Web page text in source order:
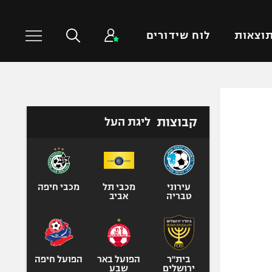
תוצאות לוח שידורים
טניס
כדורעף
ספורט אולימפי
קבוצות ליגת העל
עירוני
טבריה
מכבי תל
אביב
מכבי חיפה
בית"ר
ירושלים
הפועל באר
שבע
הפועל חיפה